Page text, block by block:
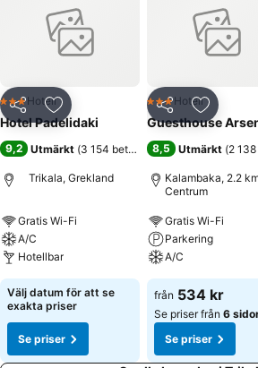
Dela Lägg till i Mina Favoriter
3 Stjärnor
Hotell
Hotel Padelidaki
9,2 Utmärkt (3 154 betyg
Trikala, Grekland
Gratis Wi-Fi
A/C
Hotellbar
Välj datum för att se
exakta priser
Se priser
Dela Lägg till
3 Stjärnor
Hotell
Guesthouse
8,5 Utmärkt (2
Kalambaka, 2.2
Centrum
Gratis Wi-Fi
Parkering
A/C
från 534 kr
Se priser från 6
Se priser